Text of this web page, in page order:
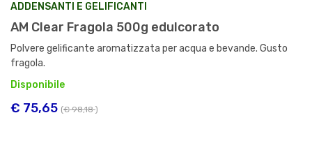
ADDENSANTI E GELIFICANTI
AM Clear Fragola 500g edulcorato
Polvere gelificante aromatizzata per acqua e bevande. Gusto
fragola.
Disponibile
€ 75,65 (€ 98,18)